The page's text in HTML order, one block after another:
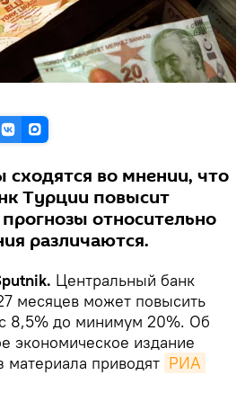
сходятся во мнении, что
Турции повысит
относительно
различаются.
Центральный банк
месяцев может повысить
8,5% до минимум 20%․ Об
экономическое издание
приводят РИА